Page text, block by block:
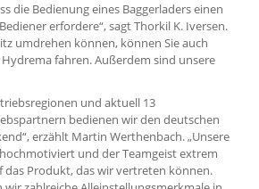
die Bedienung eines Baggerladers einen
erfordere“, sagt Thorkil K. Iversen.
umdrehen können, können Sie auch
fahren. Außerdem sind unsere
und aktuell 13
bedienen wir den deutschen
erzählt Martin Werthenbach. „Unsere
und der Teamgeist extrem
das Produkt, das wir vertreten können.